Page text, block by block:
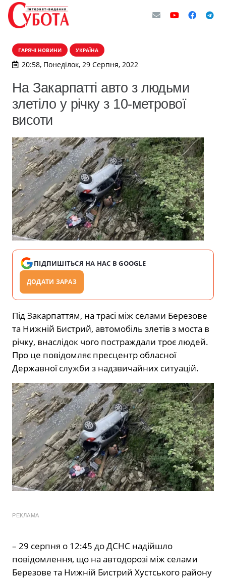
ГАРЯЧІ НОВИНИ УКРАЇНА
20:58, Понеділок, 29 Серпня, 2022
На Закарпатті авто з людьми
злетіло у річку з 10-метрової
висоти
ПІДПИШІТЬСЯ НА НАС В GOOGLE
ДОДАТИ ЗАРАЗ
Під Закарпаттям, на трасі між селами Березове
та Нижній Бистрий, автомобіль злетів з моста в
річку, внаслідок чого постраждали троє людей.
Про це повідомляє пресцентр обласної
Державної служби з надзвичайних ситуацій.
РЕКЛАМА
– 29 серпня о 12:45 до ДСНС надійшло
повідомлення, що на автодорозі між селами
Березове та Нижній Бистрий Хустського району